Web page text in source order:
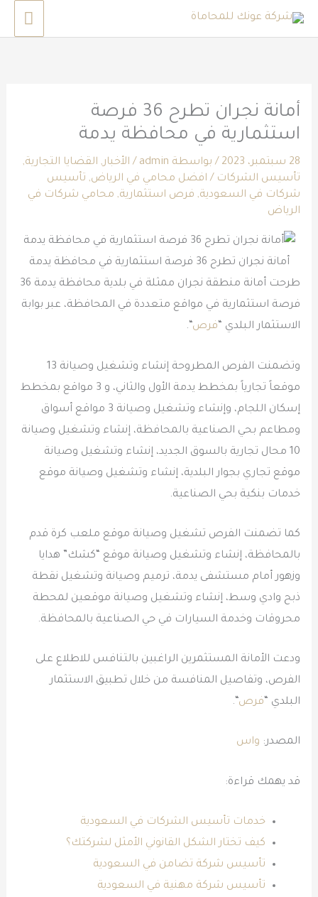
تخطي
أمانة نجران تطرح 36 فرصة
استثمارية في محافظة يدمة
28 سبتمبر، 2023 / بواسطة admin
/ الأخبار, القضايا التجارية,
تأسيس الشركات / افضل محامي في الرياض, تأسيس
شركات في السعودية, فرص استثمارية, محامي شركات في
الرياض
أمانة نجران تطرح 36 فرصة استثمارية في محافظة يدمة
طرحت أمانة منطقة نجران ممثلة في بلدية محافظة يدمة 36
فرصة استثمارية في مواقع متعددة في المحافظة، عبر بوابة
الاستثمار البلدي “فرص“.
وتضمنت الفرص المطروحة إنشاء وتشغيل وصيانة 13
موقعاً تجارياً بمخطط يدمة الأول والثاني، و 3 مواقع بمخطط
إسكان اللجام، وإنشاء وتشغيل وصيانة 3 مواقع أسواق
ومطاعم بحي الصناعية بالمحافظة، إنشاء وتشغيل وصيانة
10 محال تجارية بالسوق الجديد، إنشاء وتشغيل وصيانة
موقع تجاري بجوار البلدية، إنشاء وتشغيل وصيانة موقع
خدمات بنكية بحي الصناعية.
كما تضمنت الفرص تشغيل وصيانة موقع ملعب كرة قدم
بالمحافظة، إنشاء وتشغيل وصيانة موقع “كشك” هدايا
وزهور أمام مستشفى يدمة، ترميم وصيانة وتشغيل نقطة
ذبح وادي وسط، إنشاء وتشغيل وصيانة موقعين لمحطة
محروقات وخدمة السيارات في حي الصناعية بالمحافظة.
ودعت الأمانة المستثمرين الراغبين بالتنافس للاطلاع على
الفرص، وتفاصيل المنافسة من خلال تطبيق الاستثمار
البلدي “فرص“.
المصدر: واس
قد يهمك قراءة:
خدمات تأسيس الشركات في السعودية
كيف تختار الشكل القانوني الأمثل لشركتك؟
تأسيس شركة تضامن في السعودية
تأسيس شركة مهنية في السعودية